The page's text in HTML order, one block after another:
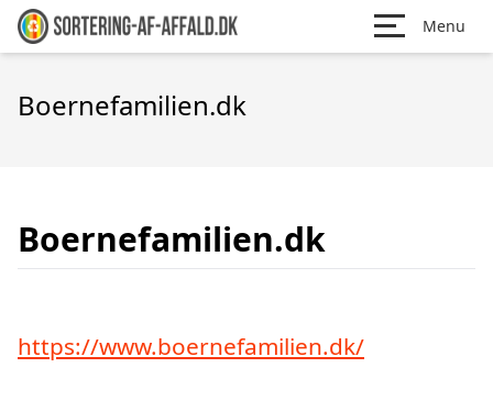
Menu
Boernefamilien.dk
Boernefamilien.dk
https://www.boernefamilien.dk/